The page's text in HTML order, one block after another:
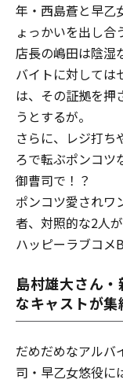
年・西島蒼と早乙
ょっかいを出し合
店長の嶋田は陰湿
バイトに対しては
は、その証拠を押
うとするが――。
さらに、 レジ打ち
ろで転ぶポンコツ
御曹司で――！？
ポンコツ愛され
者、対照的な2人
ハッピーラブコメ
島村雄大さん
なキャストが集
だめだめなアルバ
司・早乙女悠役に